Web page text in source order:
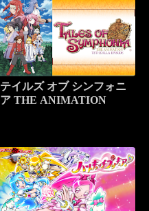
テイルズ オブ シンフォニ
ア THE ANIMATION